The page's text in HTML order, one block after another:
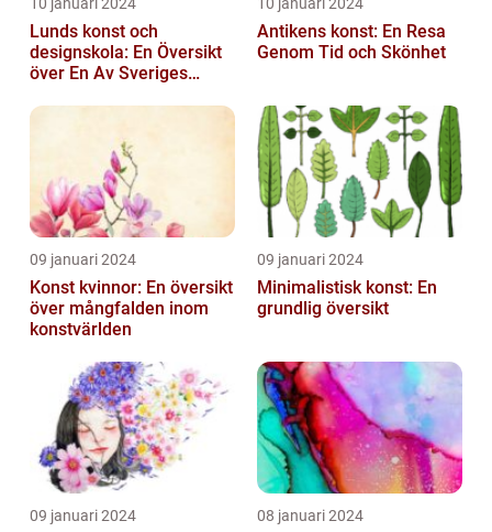
Lunds konst och
designskola: En Översikt
över En Av Sveriges
Utbildningsanstalter inom
Antikens konst: En Resa
Genom Tid och Skönhet
09 januari 2024
Konst kvinnor: En översikt
över mångfalden inom
konstvärlden
09 januari 2024
Minimalistisk konst: En
grundlig översikt
09 januari 2024 08 januari 2024